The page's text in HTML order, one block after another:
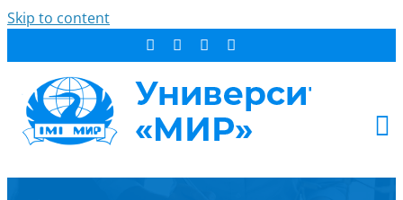
Skip to content